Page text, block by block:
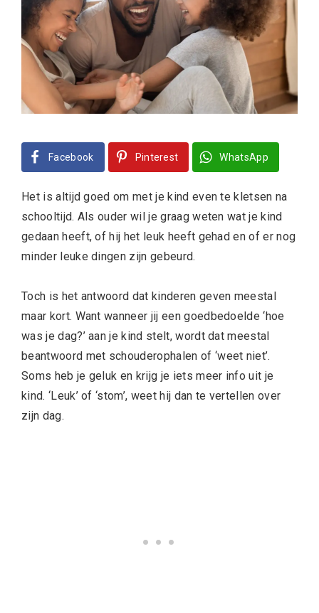
Facebook Pinterest WhatsApp
Het is altijd goed om met je kind even te kletsen na
schooltijd. Als ouder wil je graag weten wat je kind
gedaan heeft, of hij het leuk heeft gehad en of er nog
minder leuke dingen zijn gebeurd.
Toch is het antwoord dat kinderen geven meestal
maar kort. Want wanneer jij een goedbedoelde ‘hoe
was je dag?’ aan je kind stelt, wordt dat meestal
beantwoord met schouderophalen of ‘weet niet’.
Soms heb je geluk en krijg je iets meer info uit je
kind. ‘Leuk’ of ‘stom’, weet hij dan te vertellen over
zijn dag.